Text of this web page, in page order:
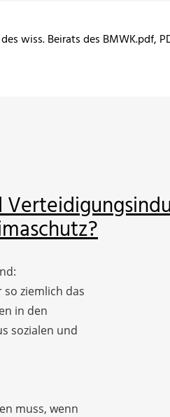
wiss. Beirats des BMWK.pdf,
ziemlich das
in den
sozialen und
muss, wenn